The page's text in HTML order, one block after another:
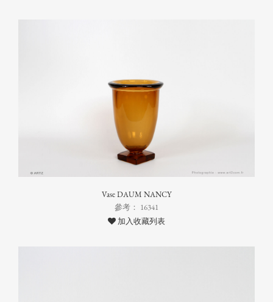
Vase DAUM NANCY
參考： 16341
加入收藏列表